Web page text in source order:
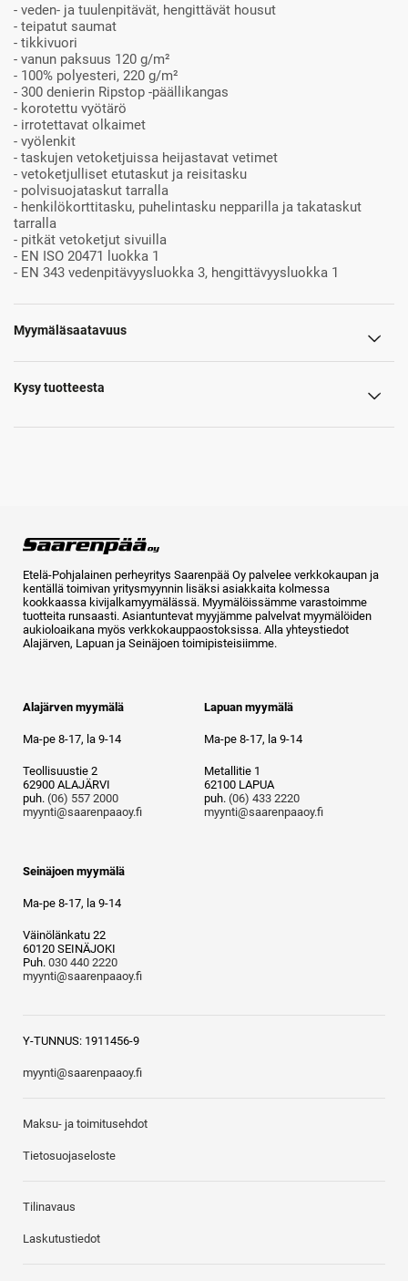
- veden- ja tuulenpitävät, hengittävät housut
- teipatut saumat
- tikkivuori
- vanun paksuus 120 g/m²
- 100% polyesteri, 220 g/m²
- 300 denierin Ripstop -päällikangas
- korotettu vyötärö
- irrotettavat olkaimet
- vyölenkit
- taskujen vetoketjuissa heijastavat vetimet
- vetoketjulliset etutaskut ja reisitasku
- polvisuojataskut tarralla
- henkilökorttitasku, puhelintasku nepparilla ja takataskut
tarralla
- pitkät vetoketjut sivuilla
- EN ISO 20471 luokka 1
- EN 343 vedenpitävyysluokka 3, hengittävyysluokka 1
Myymäläsaatavuus
Kysy tuotteesta
Etelä-Pohjalainen perheyritys Saarenpää Oy palvelee verkkokaupan ja
kentällä toimivan yritysmyynnin lisäksi asiakkaita kolmessa
kookkaassa kivijalkamyymälässä. Myymälöissämme varastoimme
tuotteita runsaasti. Asiantuntevat myyjämme palvelvat myymälöiden
aukioloaikana myös verkkokauppaostoksissa. Alla yhteystiedot
Alajärven, Lapuan ja Seinäjoen toimipisteisiimme.
Alajärven myymälä
Ma-pe 8-17, la 9-14
Teollisuustie 2
62900 ALAJÄRVI
puh. (06) 557 2000
myynti@saarenpaaoy.fi
Lapuan myymälä
Ma-pe 8-17, la 9-14
Metallitie 1
62100 LAPUA
puh. (06) 433 2220
myynti@saarenpaaoy.fi
Seinäjoen myymälä
Ma-pe 8-17, la 9-14
Väinölänkatu 22
60120 SEINÄJOKI
Puh. 030 440 2220
myynti@saarenpaaoy.fi
Y-TUNNUS: 1911456-9
myynti@saarenpaaoy.fi
Maksu- ja toimitusehdot
Tietosuojaseloste
Tilinavaus
Laskutustiedot